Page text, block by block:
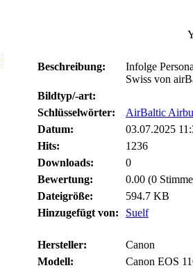
Beschreibung:
Infolge
Swiss von
Bildtyp/-art:
Schlüsselwörter:
AirBaltic
Datum:
03.07.2025
Hits:
1236
Downloads:
0
Bewertung:
0.00 (0
Dateigröße:
594.7 KB
Hinzugefügt von:
Suelf
Hersteller:
Canon
Modell:
Canon EOS